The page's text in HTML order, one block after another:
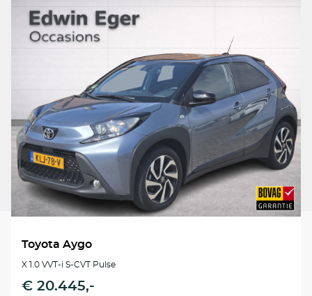
Toyota Aygo
X 1.0 VVT-i S-CVT Pulse
€ 20.445,-